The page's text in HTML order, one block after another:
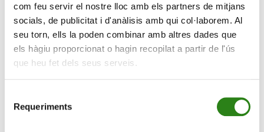
com feu servir el nostre lloc amb els partners de mitjans
socials, de publicitat i d'anàlisis amb qui col·laborem. Al
seu torn, ells la poden combinar amb altres dades que
els hàgiu proporcionat o hagin recopilat a partir de l'ús
que heu fet dels seus serveis.
Requeriments
La presidència i la vicepresidència seran exercides de
forma rotatòria per períodes de dos anys, pels Cònsols
Majors del Comú de Canillo i del Comú de la Massana,
de tal manera que quan el Cònsol d’un Comú exerceixi
la presidència, l’altre exercirà la vicepresidència. El
Canillo, Francesc Camp.